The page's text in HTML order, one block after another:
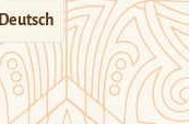
Deutsch